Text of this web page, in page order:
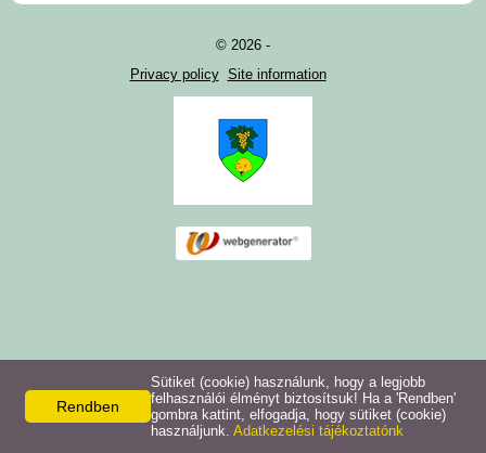
© 2026 -
Privacy policy Site information
Rendben
Sütiket (cookie) használunk, hogy a legjobb
felhasználói élményt biztosítsuk! Ha a 'Rendben'
gombra kattint, elfogadja, hogy sütiket (cookie)
használjunk. Adatkezelési tájékoztatónk